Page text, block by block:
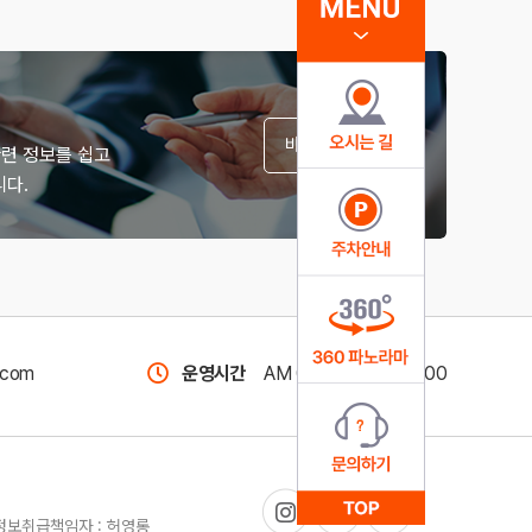
정보를 쉽고
다.
바로가기
운영시간 AM 09:00 ~ PM 18:00
취급책임자 : 허영롱